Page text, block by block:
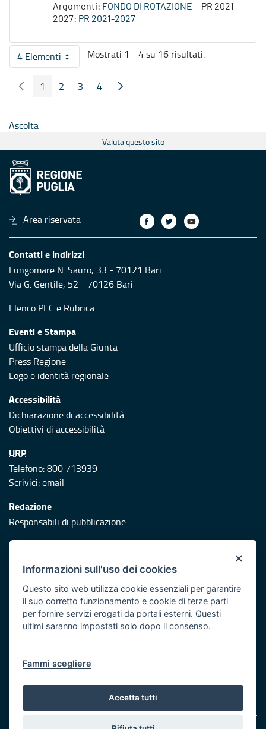
Argomenti: FONDO DI ROTAZIONE
PR 2021-
2027: PR 2021-2027
4 ElementiPer pagina
Mostrati 1 - 4 su 16 risultati.
Pagina Precedente
Pagina
1 Pagina
2 Pagina
3 Pagina
4 Pagina Seguente
Ascolta
Valuta questo sito
Area riservata
Contatti e indirizzi
Lungomare N. Sauro, 33 - 70121 Bari
Via G. Gentile, 52 - 70126 Bari
Elenco PEC e Rubrica
Eventi e Stampa
Ufficio stampa della Giunta
Press Regione
Logo e identità regionale
Accessibilità
Dichiarazione di accessibilità
Obiettivi di accessibilità
URP
Telefono: 800 713939
Scrivici:email
Redazione
Responsabili di pubblicazione
Protezione civile
Vai al sito di Protezione Civile Puglia
Iniziativa finanziata con risorse del POR Puglia 2014/2020 -
Asse XI
Note legali
Cookie e privacy
Atti di notifica
Servizi Intranet
×
Informazioni sull'uso dei cookies
Questo sito web utilizza cookie essenziali per garantire
il suo corretto funzionamento e cookie di terze parti
per fornire servizi erogati da portali esterni. Questi
ultimi saranno impostati solo dopo il consenso.
Fammi scegliere
Accetta tutti